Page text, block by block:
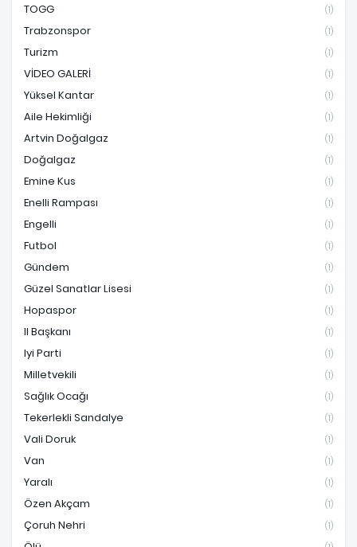
TOGG (1)
Trabzonspor (1)
Turizm (1)
VİDEO GALERİ (1)
Yüksel Kantar (1)
Aile Hekimliği (1)
Artvin Doğalgaz (1)
Doğalgaz (1)
Emine Kus (1)
Enelli Rampası (1)
Engelli (1)
Futbol (1)
Gündem (1)
Güzel Sanatlar Lisesi (1)
Hopaspor (1)
Il Başkanı (1)
Iyi Parti (1)
Milletvekili (1)
Sağlık Ocağı (1)
Tekerlekli Sandalye (1)
Vali Doruk (1)
Van (1)
Yaralı (1)
Özen Akçam (1)
Çoruh Nehri (1)